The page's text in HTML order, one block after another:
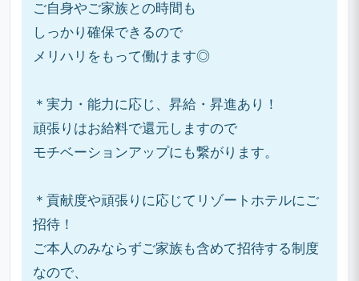
ご自身やご家族との時間も
しっかり確保できるので
メリハリをもって働けます◎
＊実力・能力に応じ、昇給・昇進あり！
頑張りはお給料で還元しますので
モチベーションアップにも繋がります。
＊貢献度や頑張りに応じてリゾートホテルにご
招待！
ご本人のみならずご家族も含めて招待する制度
なので、